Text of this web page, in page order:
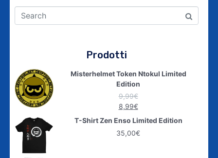
Prodotti
Misterhelmet Token Ntokul Limited
Edition
9,99€
8,99€
T-Shirt Zen Enso Limited Edition
35,00€